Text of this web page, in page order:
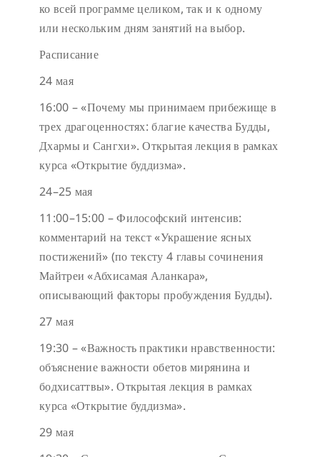
ко всей программе целиком, так и к одному
или нескольким дням занятий на выбор.
Расписание
24 мая
16:00 – «Почему мы принимаем прибежище в
трех драгоценностях: благие качества Будды,
Дхармы и Сангхи». Открытая лекция в рамках
курса «Открытие буддизма».
24–25 мая
11:00–15:00 – Философский интенсив:
комментарий на текст «Украшение ясных
постижений» (по тексту 4 главы сочинения
Майтреи «Абхисамая Аланкара»,
описывающий факторы пробуждения Будды).
27 мая
19:30 – «Важность практики нравственности:
объяснение важности обетов мирянина и
бодхисаттвы». Открытая лекция в рамках
курса «Открытие буддизма».
29 мая